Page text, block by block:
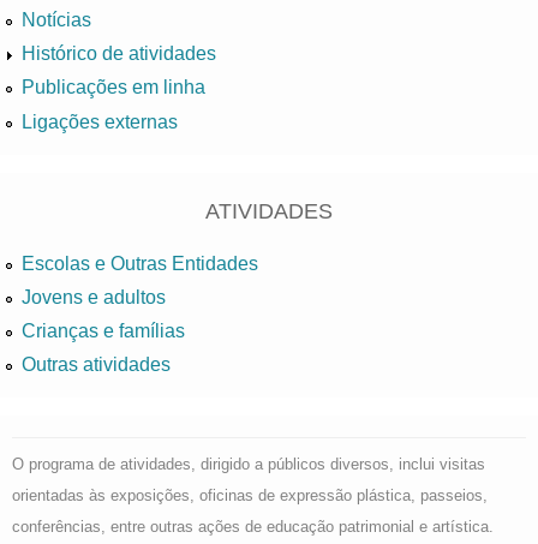
Notícias
Histórico de atividades
Publicações em linha
Ligações externas
ATIVIDADES
Escolas e Outras Entidades
Jovens e adultos
Crianças e famílias
Outras atividades
O programa de atividades, dirigido a públicos diversos, inclui visitas
orientadas às exposições, oficinas de expressão plástica, passeios,
conferências, entre outras ações de educação patrimonial e artística.